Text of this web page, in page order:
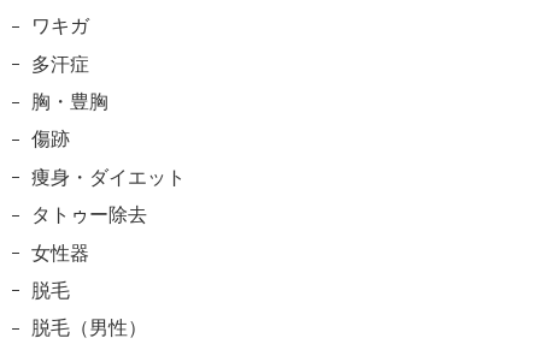
ワキガ
多汗症
胸・豊胸
傷跡
痩身・ダイエット
タトゥー除去
女性器
脱毛
脱毛（男性）